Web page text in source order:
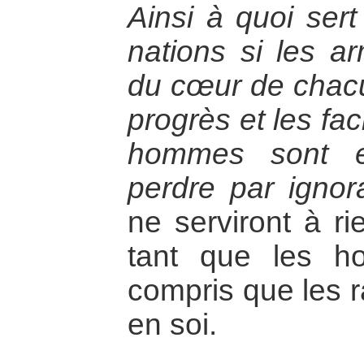
Ainsi à quoi
nations si les
du cœur de
progrès et les
hommes sont
perdre par
ne serviront à
tant que les
compris que les
en soi.